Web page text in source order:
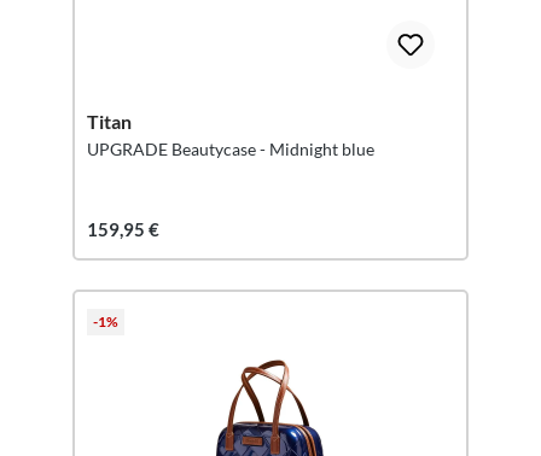
Titan
UPGRADE Beautycase - Midnight blue
159,95 €
-1%